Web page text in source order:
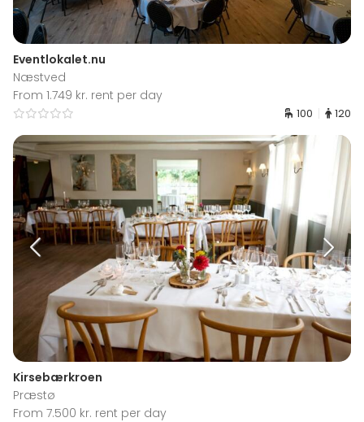
Eventlokalet.nu
Næstved
From 1.749 kr. rent per day
100 120
Kirsebærkroen
Præstø
From 7.500 kr. rent per day